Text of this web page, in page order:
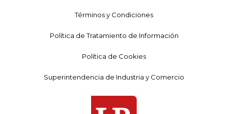
Términos y Condiciones
Política de Tratamiento de Información
Política de Cookies
Superintendencia de Industria y Comercio